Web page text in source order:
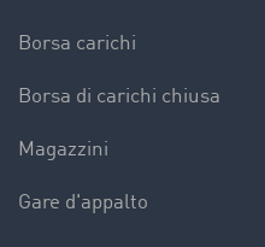
Borsa carichi
Borsa di carichi chiusa
Magazzini
Gare d'appalto